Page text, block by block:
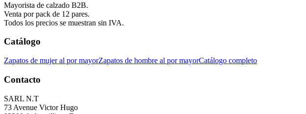
Mayorista de calzado B2B.
Venta por pack de 12 pares.
Todos los precios se muestran sin IVA.
Catálogo
Zapatos de mujer al por mayorZapatos de hombre al por mayorCatálogo completo
Contacto
SARL N.T
73 Avenue Victor Hugo